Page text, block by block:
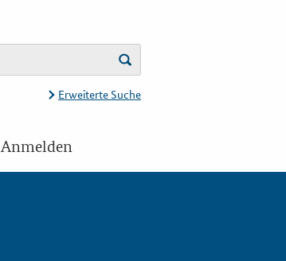
Erweiterte Suche
Anmelden